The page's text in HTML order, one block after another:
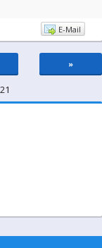
E-Mail
»